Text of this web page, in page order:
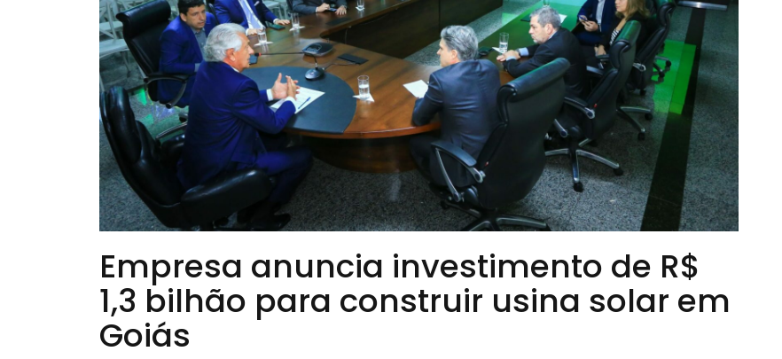
Empresa anuncia investimento de R$
1,3 bilhão para construir usina solar em
Goiás